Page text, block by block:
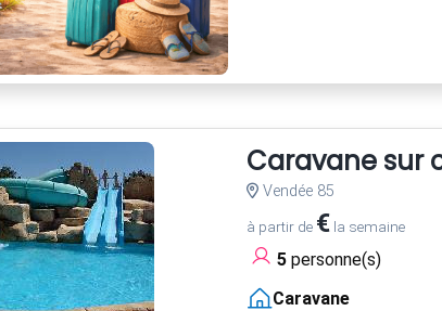
Caravane sur
Vendée 85
à partir de €la semaine
5personne(s)
Caravane